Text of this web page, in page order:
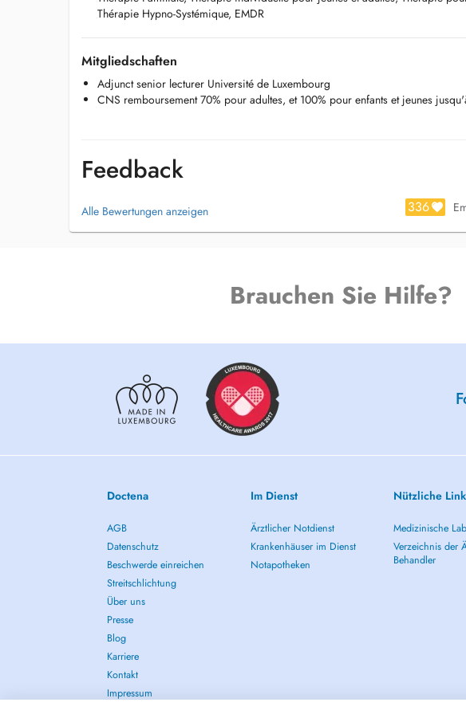
Thérapie Hypno-Systémique, EMDR
Mitgliedschaften
Adjunct senior lecturer Université de Luxembourg
CNS remboursement 70% pour adultes, et 100% pour enfants et jeunes
Feedback
Alle Bewertungen anzeigen 336
Brauchen Sie Hilfe?
Doctena
AGB
Datenschutz
Beschwerde einreichen
Streitschlichtung
Über uns
Presse
Blog
Karriere
Kontakt
Impressum
Im Dienst
Ärztlicher Notdienst
Krankenhäuser im Dienst
Notapotheken
Nützliche
Medizinische
Verzeichnis der
Behandler